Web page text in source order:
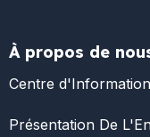
À propos de
Centre d'Information
Présentation De